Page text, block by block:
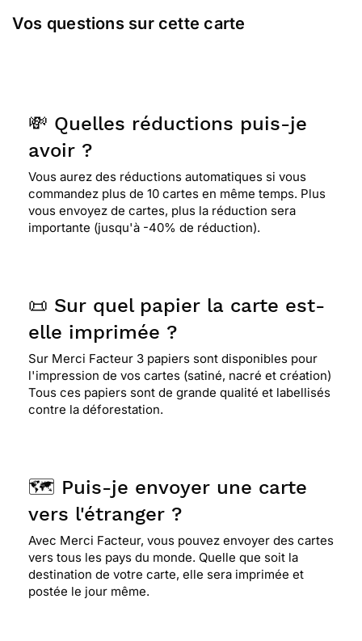
Vos questions sur cette carte
💸 Quelles réductions puis-je
avoir ?
Vous aurez des réductions automatiques si vous
commandez plus de 10 cartes en même temps. Plus
vous envoyez de cartes, plus la réduction sera
importante (jusqu'à -40% de réduction).
📜 Sur quel papier la carte est-
elle imprimée ?
Sur Merci Facteur 3 papiers sont disponibles pour
l'impression de vos cartes (satiné, nacré et création)
Tous ces papiers sont de grande qualité et labellisés
contre la déforestation.
🗺️ Puis-je envoyer une carte
vers l'étranger ?
Avec Merci Facteur, vous pouvez envoyer des cartes
vers tous les pays du monde. Quelle que soit la
destination de votre carte, elle sera imprimée et
postée le jour même.